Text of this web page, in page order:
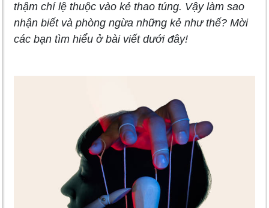
thậm chí lệ thuộc vào kẻ thao túng. Vậy làm sao
nhận biết và phòng ngừa những kẻ như thế? Mời
các bạn tìm hiểu ở bài viết dưới đây!